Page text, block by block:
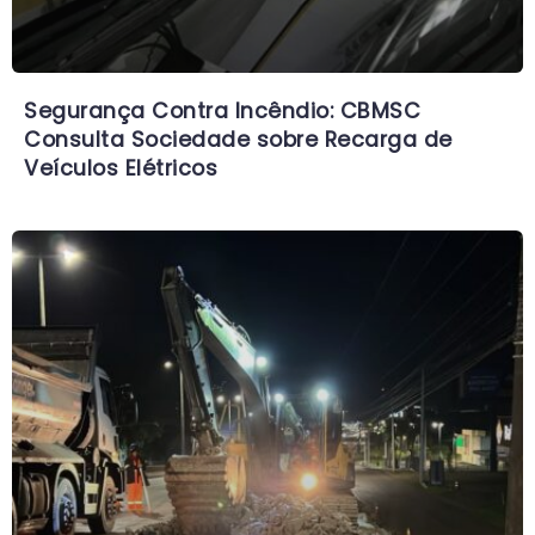
Segurança Contra Incêndio: CBMSC
Consulta Sociedade sobre Recarga de
Veículos Elétricos